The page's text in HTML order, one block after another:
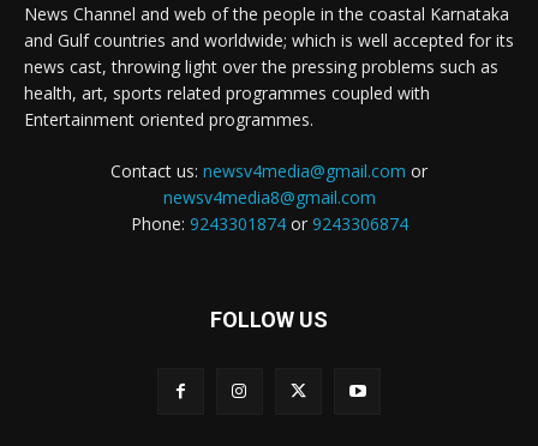
News Channel and web of the people in the coastal Karnataka
and Gulf countries and worldwide; which is well accepted for its
news cast, throwing light over the pressing problems such as
health, art, sports related programmes coupled with
Entertainment oriented programmes.
Contact us: newsv4media@gmail.com or
newsv4media8@gmail.com
Phone: 9243301874or 9243306874
FOLLOW US